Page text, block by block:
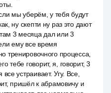
мы уберём, у тебя будут
ну скепти ну раз это дают
3 месяца дал или 3
ему все время
тренировочного процесса,
тебе говорит, я, говорит, 3
устраивает. Угу. Все,
пришёл к абрамовичу и